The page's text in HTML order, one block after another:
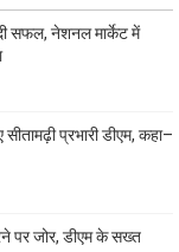
सफल, नेशनल मार्केट में
प्रभारी डीएम, कहा–
पर जोर, डीएम के सख्त